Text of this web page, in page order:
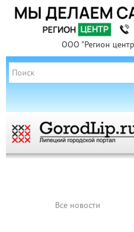
ООО "Регион
Все новости